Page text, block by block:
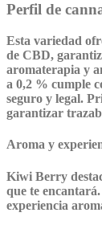
Perfil de
Esta variedad
de CBD,
aromaterapia y
a 0,2 % cumple
seguro y legal.
garantizar
Aroma y
Kiwi Berry
que te
experiencia